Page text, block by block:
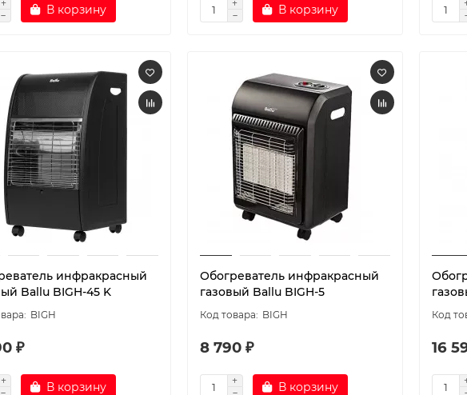
В корзину В корзину
инфракрасный
Ballu BIGH-45 K
BIGH
₽
В корзину
Обогреватель инфракрасный
газовый Ballu BIGH-5
BIGH
8 790 ₽
В корзину
16